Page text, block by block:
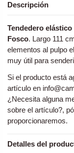
Descripción
Tendedero
Fosco. Largo 111
elementos al pulpo
muy útil para
Si el producto está
artículo en
¿Necesita alguna
sobre el artículo?,
proporcionaremos.
Detalles del